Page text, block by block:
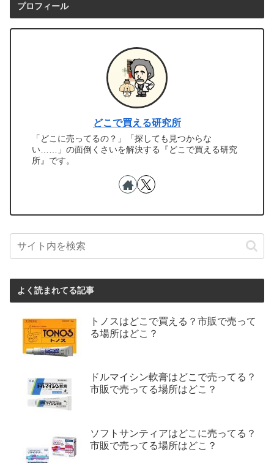
プロフィール
どこで買える研究所
「どこに売ってるの？」「探しても見つからな
い……」の面倒くさいを解決する『どこで買える研究
所』です。
よく読まれてる記事
トノスはどこで買える？市販で売って
る場所はどこ？
ドルマイシン軟膏はどこで売ってる？
市販で売ってる場所はどこ？
ソフトサンティアはどこに売ってる？
市販で売ってる場所はどこ？